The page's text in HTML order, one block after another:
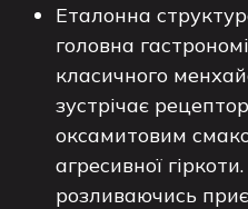
Еталонна
головна
класичного
зустрічає
оксамитовим
агресивної
розливаючись